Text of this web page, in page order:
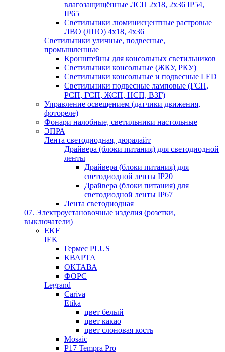
влагозащищённые ЛСП 2х18, 2х36 IP54,
IP65
Светильники люминисцентные растровые
ЛВО (ЛПО) 4х18, 4х36
Светильники уличные, подвесные,
промышленные
Кронштейны для консольных светильников
Светильники консольные (ЖКУ, РКУ)
Светильники консольные и подвесные LED
Светильники подвесные ламповые (ГСП,
РСП, ГСП, ЖСП, НСП, ВЗГ)
Управление освещением (датчики движения,
фотореле)
Фонари налобные, светильники настольные
ЭПРА
Лента светодиодная, дюралайт
Драйвера (блоки питания) для светодиодной
ленты
Драйвера (блоки питания) для
светодиодной ленты IP20
Драйвера (блоки питания) для
светодиодной ленты IP67
Лента светодиодная
07. Электроустановочные изделия (розетки,
выключатели)
EKF
IEK
Гермес PLUS
КВАРТА
ОКТАВА
ФОРС
Legrand
Cariva
Etika
цвет белый
цвет какао
цвет слоновая кость
Mosaic
P17 Tempra Pro